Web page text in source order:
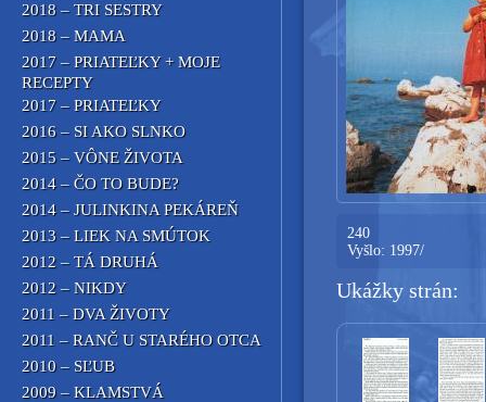
2018 – TRI SESTRY
2018 – MAMA
2017 – PRIATEĽKY + MOJE
RECEPTY
2017 – PRIATEĽKY
2016 – SI AKO SLNKO
2015 – VÔNE ŽIVOTA
2014 – ČO TO BUDE?
2014 – JULINKINA PEKÁREŇ
2013 – LIEK NA SMÚTOK
2012 – TÁ DRUHÁ
2012 – NIKDY
2011 – DVA ŽIVOTY
2011 – RANČ U STARÉHO OTCA
2010 – SĽUB
2009 – KLAMSTVÁ
240
Vyšlo: 1997/
Ukážky strán: